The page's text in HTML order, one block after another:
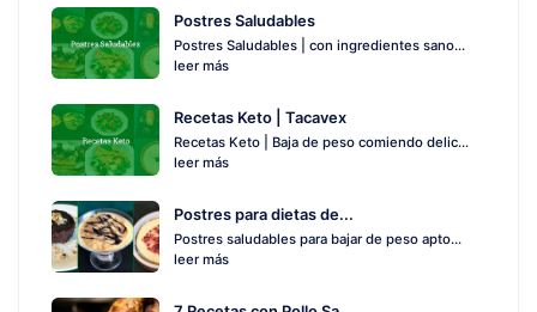
Postres Saludables
Postres Saludables | con ingredientes sano...
leer más
Recetas Keto | Tacavex
Recetas Keto | Baja de peso comiendo delic...
leer más
Postres para dietas de...
Postres saludables para bajar de peso apto...
leer más